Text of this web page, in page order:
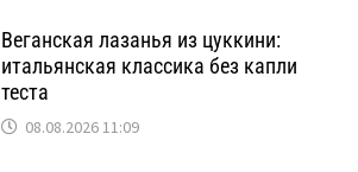
Веганская лазанья из цуккини:
итальянская классика без капли
теста
08.08.2026 11:09